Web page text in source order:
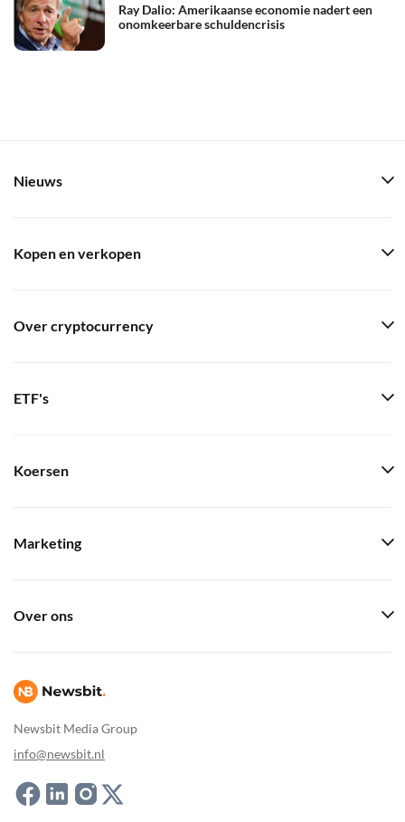
Ray Dalio: Amerikaanse economie nadert een
onomkeerbare schuldencrisis
Newsbit Media Group
info@newsbit.nl
Nieuws
Kopen en verkopen
Over cryptocurrency
ETF's
Koersen
Marketing
Over ons